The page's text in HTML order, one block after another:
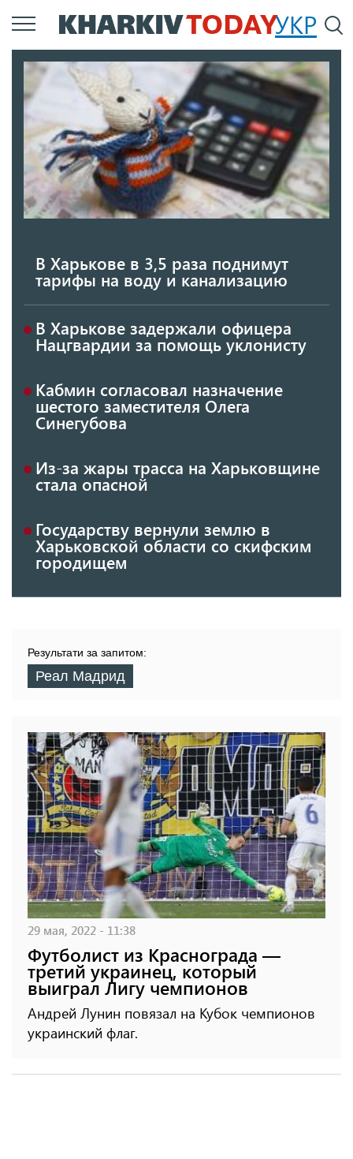
Перейти
к
содержанию
УКР
В Харькове в 3,5 раза поднимут
тарифы на воду и канализацию
В Харькове задержали офицера
Нацгвардии за помощь уклонисту
Кабмин согласовал назначение
шестого заместителя Олега
Синегубова
Из-за жары трасса на Харьковщине
стала опасной
Государству вернули землю в
Харьковской области со скифским
городищем
Результати за запитом:
Реал Мадрид
29 мая, 2022 - 11:38
Футболист из Краснограда —
третий украинец, который
выиграл Лигу чемпионов
Андрей Лунин повязал на Кубок чемпионов
украинский флаг.